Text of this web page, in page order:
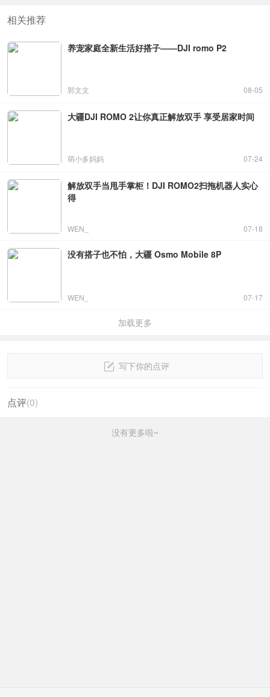
相关推荐
养宠家庭全新生活好搭子——DJI romo P2
郭文文 08-05
大疆DJI ROMO 2让你真正解放双手 享受居家时间
萌小多妈妈 07-24
解放双手当甩手掌柜！DJI ROMO2扫拖机器人实心
得
WEN_ 07-18
没有搭子也不怕，大疆 Osmo Mobile 8P
WEN_ 07-17
加载更多
写下你的点评
点评(0)
没有更多啦~